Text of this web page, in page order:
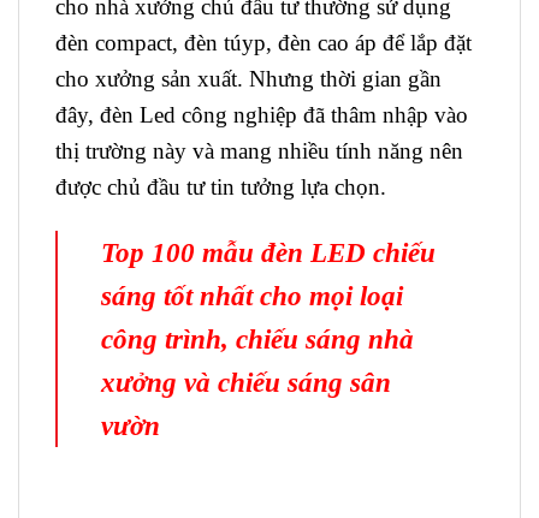
cho nhà xưởng chủ đầu tư thường sử dụng
đèn compact, đèn túyp, đèn cao áp để lắp đặt
cho xưởng sản xuất. Nhưng thời gian gần
đây, đèn Led công nghiệp đã thâm nhập vào
thị trường này và mang nhiều tính năng nên
được chủ đầu tư tin tưởng lựa chọn.
Top 100 mẫu đèn LED chiếu
sáng tốt nhất cho mọi loại
công trình, chiếu sáng nhà
xưởng và chiếu sáng sân
vườn